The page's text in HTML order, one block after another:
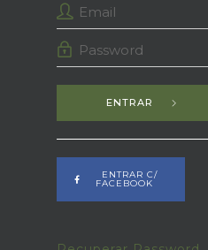
ENTRAR
ENTRAR C/
FACEBOOK